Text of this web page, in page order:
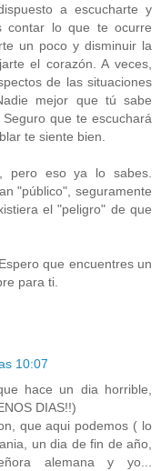
a escucharte y
contar lo que te ocurre
un poco y disminuir la
el corazón. A veces,
de las situaciones
mejor que tú sabe
que te escuchará
te siente bien.
pero eso ya lo sabes.
"público", seguramente
el "peligro" de que
que encuentres un
para ti.
10:07
hace un dia horrible,
DIAS!!)
que aqui podemos ( lo
un dia de fin de año,
alemana y yo...